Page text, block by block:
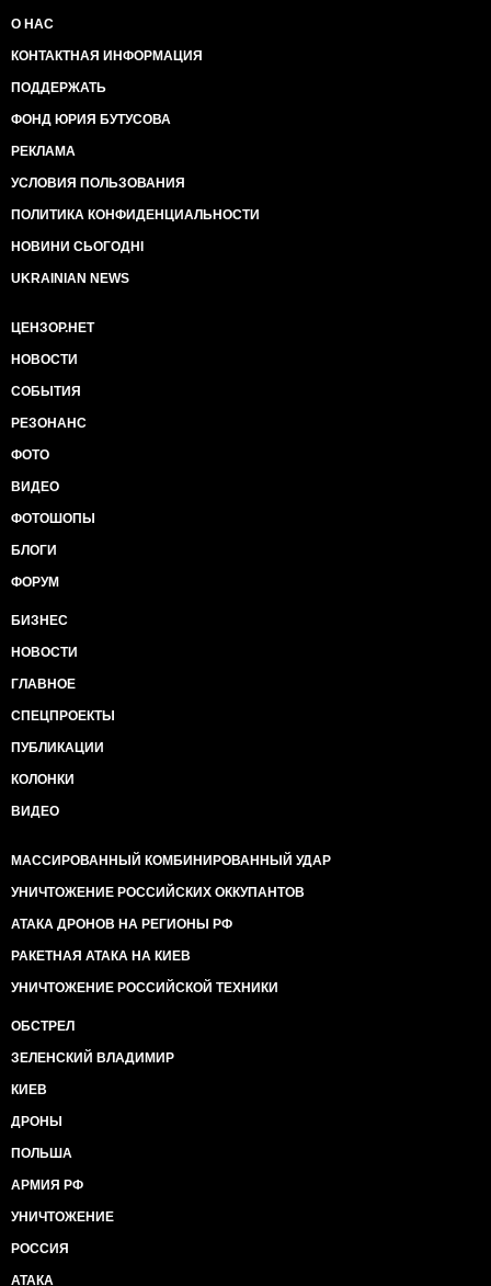
О НАС
КОНТАКТНАЯ ИНФОРМАЦИЯ
ПОДДЕРЖАТЬ
ФОНД ЮРИЯ БУТУСОВА
РЕКЛАМА
УСЛОВИЯ ПОЛЬЗОВАНИЯ
ПОЛИТИКА КОНФИДЕНЦИАЛЬНОСТИ
НОВИНИ СЬОГОДНІ
UKRAINIAN NEWS
ЦЕНЗОР.НЕТ
НОВОСТИ
СОБЫТИЯ
РЕЗОНАНС
ФОТО
ВИДЕО
ФОТОШОПЫ
БЛОГИ
ФОРУМ
БИЗНЕС
НОВОСТИ
ГЛАВНОЕ
СПЕЦПРОЕКТЫ
ПУБЛИКАЦИИ
КОЛОНКИ
ВИДЕО
МАССИРОВАННЫЙ КОМБИНИРОВАННЫЙ УДАР
УНИЧТОЖЕНИЕ РОССИЙСКИХ ОККУПАНТОВ
АТАКА ДРОНОВ НА РЕГИОНЫ РФ
РАКЕТНАЯ АТАКА НА КИЕВ
УНИЧТОЖЕНИЕ РОССИЙСКОЙ ТЕХНИКИ
ОБСТРЕЛ
ЗЕЛЕНСКИЙ ВЛАДИМИР
КИЕВ
ДРОНЫ
ПОЛЬША
АРМИЯ РФ
УНИЧТОЖЕНИЕ
РОССИЯ
АТАКА